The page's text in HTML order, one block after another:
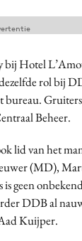
bij Hotel L’
rol bij
bureau.
Beheer.
lid van het
(MD),
is geen
DDB al
Kuijper.